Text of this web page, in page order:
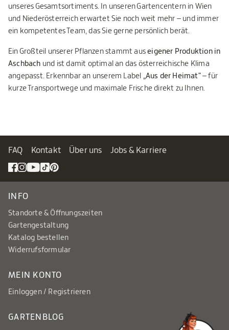
unseres Gesamtsortiments. In unseren Gartencentern in Wien
und Niederösterreich erwartet Sie noch weit mehr – und immer
ein kompetentes Team, das Sie gerne persönlich berät.
Ein Großteil unserer Pflanzen stammt auseigener Produktion in
Aschbach und ist damit optimal an das österreichische Klima
angepasst. Erkennbar an unserem Label „Aus der Heimat"– für
kurze Transportwege und maximale Frische direkt zu Ihnen.
FAQ Kontakt Über uns Jobs & Karriere
INFO
Standorte & Öffnungszeiten
Gartengestaltung
Katalog bestellen
Widerrufsformular
MEIN KONTO
Einloggen / Registrieren
GARTENBLOG